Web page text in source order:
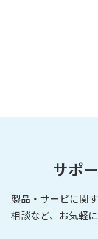
サポ
製品・サービに関
相談など、お気軽